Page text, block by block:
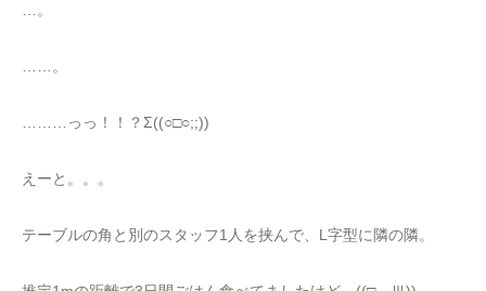
…。
……。
………っっ！！？Σ((○□○;;))
えーと。。。
テーブルの角と別のスタッフ1人を挟んで、L字型に隣の隣。